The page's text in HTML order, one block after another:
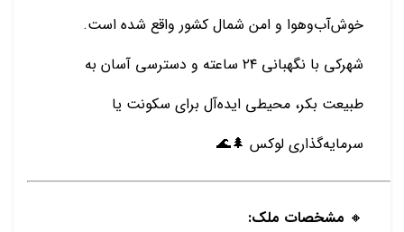
خوش‌آب‌وهوا و امن شمال کشور واقع شده است.
شهرکی با نگهبانی ۲۴ ساعته و دسترسی آسان به
طبیعت بکر، محیطی ایده‌آل برای سکونت یا
سرمایه‌گذاری لوکس 🌲🌊
🔸 مشخصات ملک: